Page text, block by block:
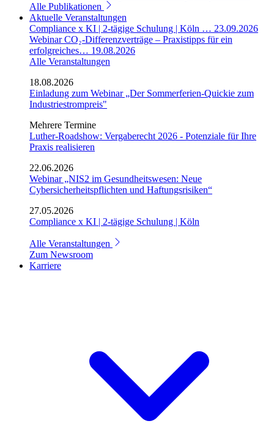
Alle Publikationen
Aktuelle Veranstaltungen
Compliance x KI | 2-tägige Schulung | Köln … 23.09.2026
Webinar CO₂-Differenzverträge – Praxistipps für ein
erfolgreiches… 19.08.2026
Alle Veranstaltungen
18.08.2026
Einladung zum Webinar „Der Sommerferien-Quickie zum
Industriestrompreis"
Mehrere Termine
Luther-Roadshow: Vergaberecht 2026 - Potenziale für Ihre
Praxis realisieren
22.06.2026
Webinar „NIS2 im Gesundheitswesen: Neue
Cybersicherheitspflichten und Haftungsrisiken“
27.05.2026
Compliance x KI | 2-tägige Schulung | Köln
Alle Veranstaltungen
Zum Newsroom
Karriere